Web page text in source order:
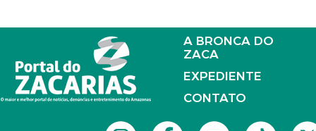
A BRONCA DO
ZACA
EXPEDIENTE
CONTATO